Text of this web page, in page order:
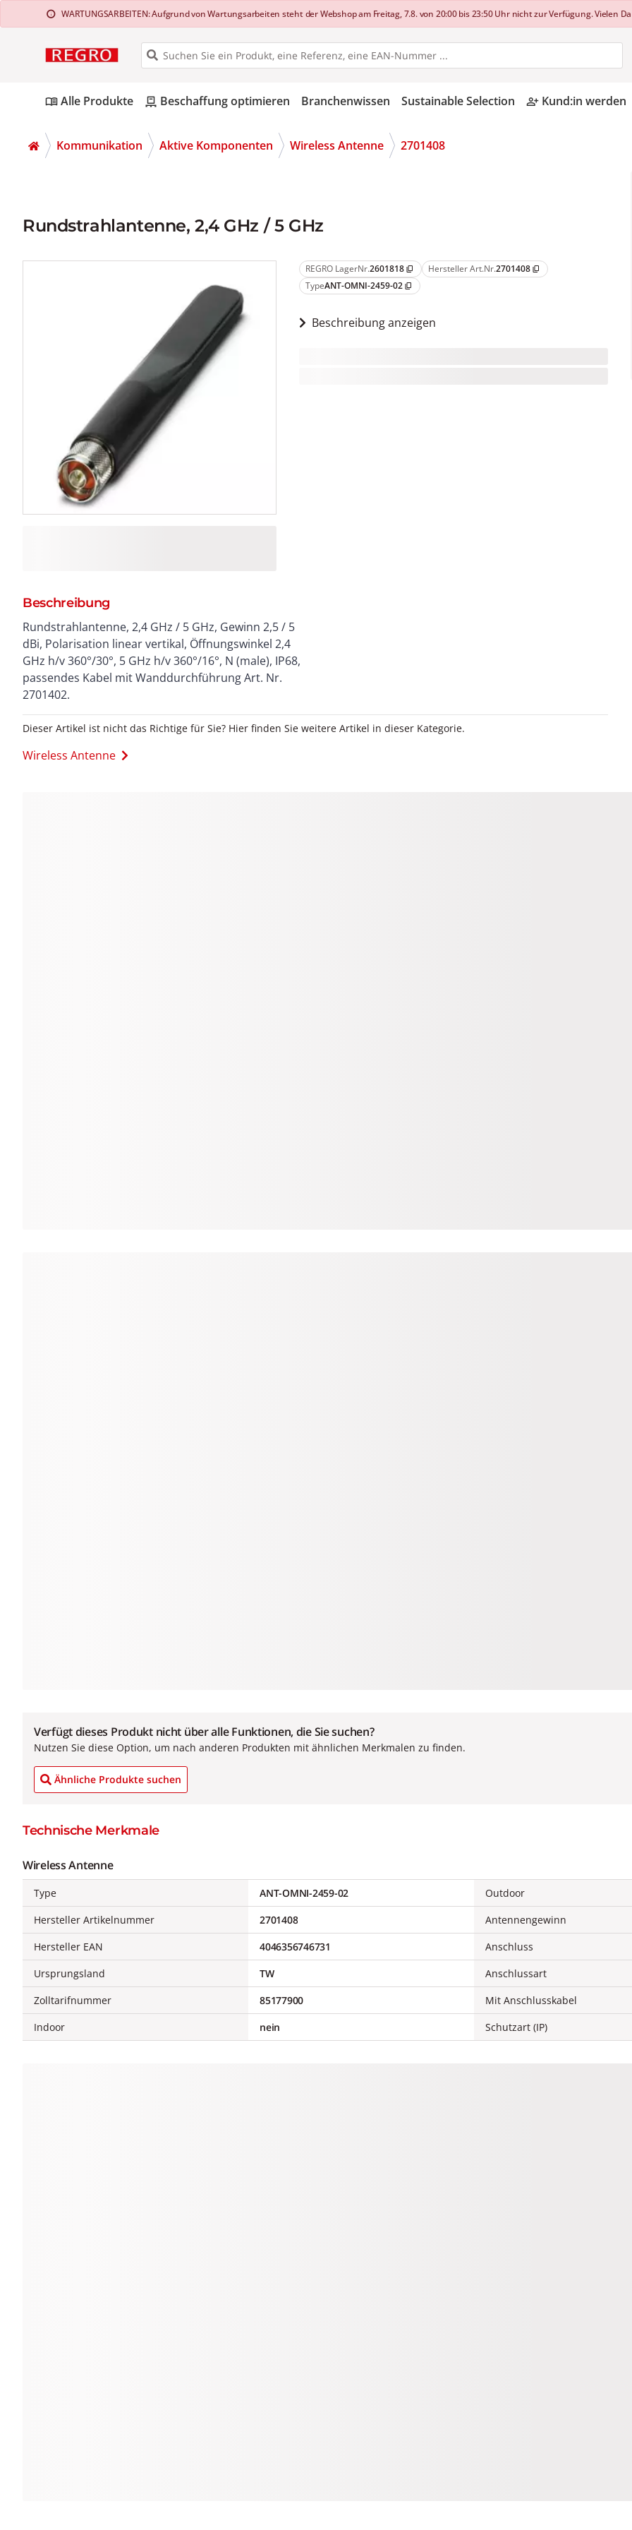
info WARTUNGSARBEITEN: Aufgrund von Wartungsarbeiten steht der Webshop am Freitag, 7.8. von 20:00 bis 23:50 Uhr nicht zur Verfügung. Vielen
menu_bookAlle Produkte pallet Beschaffung optimieren Branchenwissen Sustainable Selection person_add_alt Kund:in werden
Kommunikation Aktive Komponenten Wireless Antenne 2701408
Rundstrahlantenne, 2,4 GHz / 5 GHz
REGRO LagerNr.2601818 content_copy Hersteller Art.Nr.2701408 content_copy
TypeANT-OMNI-2459-02 content_copy
Beschreibung anzeigen
Beschreibung
Rundstrahlantenne, 2,4 GHz / 5 GHz, Gewinn 2,5 / 5
dBi, Polarisation linear vertikal, Öffnungswinkel 2,4
GHz h/v 360°/30°, 5 GHz h/v 360°/16°, N (male), IP68,
passendes Kabel mit Wanddurchführung Art. Nr.
2701402.
Dieser Artikel ist nicht das Richtige für Sie? Hier finden Sie weitere Artikel in dieser Kategorie.
Wireless Antenne
Verfügt dieses Produkt nicht über alle Funktionen, die Sie suchen?
Nutzen Sie diese Option, um nach anderen Produkten mit ähnlichen Merkmalen zu finden.
Ähnliche Produkte suchen
Technische Merkmale
Wireless Antenne
Type
ANT-OMNI-2459-02
Hersteller Artikelnummer
2701408
Hersteller EAN
4046356746731
Ursprungsland
TW
Zolltarifnummer
85177900
Indoor
nein
Outdoor
Antennengewinn
Anschluss
Anschlussart
Mit Anschlusskabel
Schutzart (IP)